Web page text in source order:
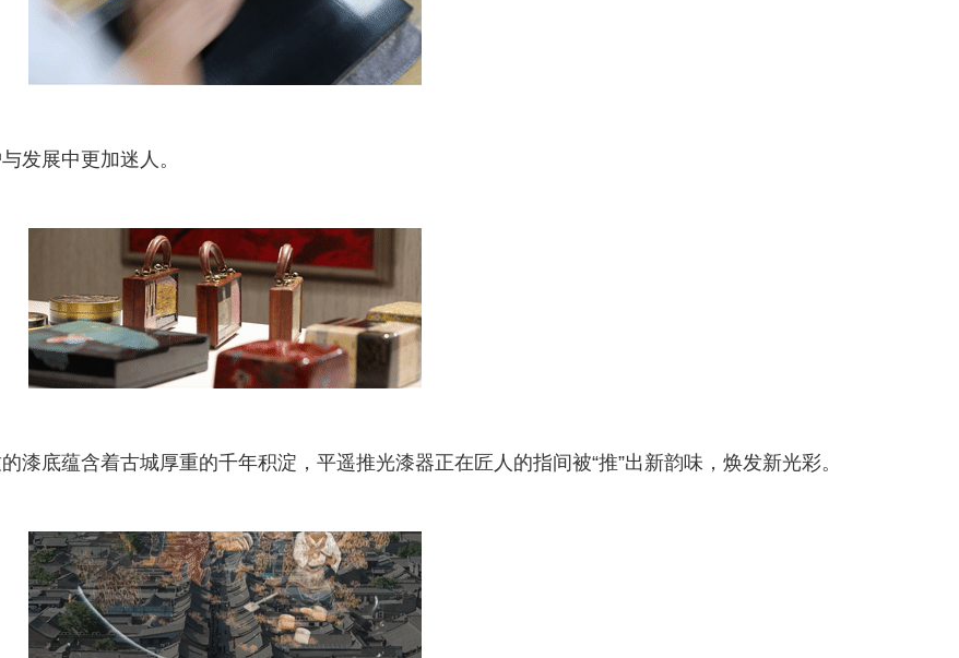
发展中更加迷人。
漆底蕴含着古城厚重的千年积淀，平遥推光漆器正在匠人的指间被“推”出新韵味，焕发新光彩。